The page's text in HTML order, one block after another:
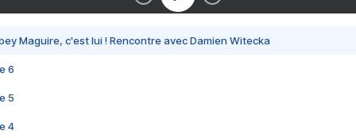
Maguire, c'est lui ! Rencontre avec Damien Witecka
6
5
4